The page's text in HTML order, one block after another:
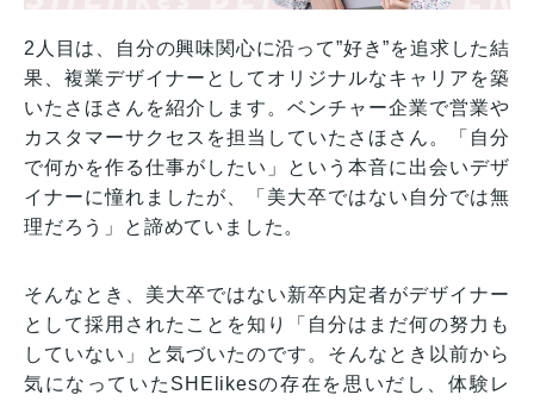
2人目は、自分の興味関心に沿って”好き”を追求した結
果、複業デザイナーとしてオリジナルなキャリアを築
いたさほさんを紹介します。ベンチャー企業で営業や
カスタマーサクセスを担当していたさほさん。「自分
で何かを作る仕事がしたい」という本音に出会いデザ
イナーに憧れましたが、「美大卒ではない自分では無
理だろう」と諦めていました。
そんなとき、美大卒ではない新卒内定者がデザイナー
として採用されたことを知り「自分はまだ何の努力も
していない」と気づいたのです。そんなとき以前から
気になっていたSHElikesの存在を思いだし、体験レ